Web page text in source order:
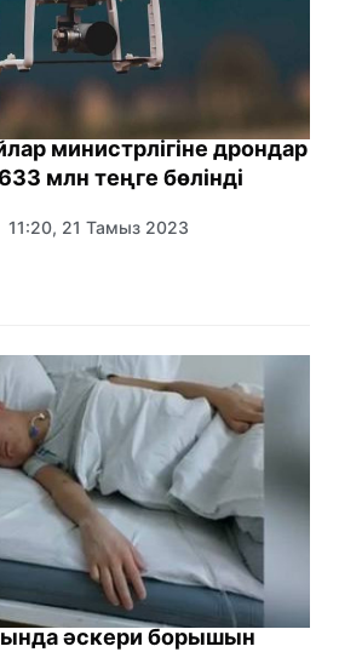
министрлігіне дрондар
млн теңге бөлінді
11:20, 21 Тамыз 2023
әскери борышын